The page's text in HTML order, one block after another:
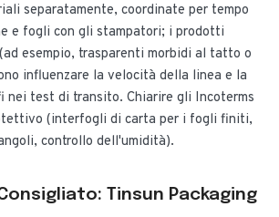
separatamente, coordinate per tempo
e fogli con gli stampatori; i prodotti
esempio, trasparenti morbidi al tatto o
influenzare la velocità della linea e la
nei test di transito. Chiarire gli Incoterms
(interfogli di carta per i fogli finiti,
controllo dell'umidità).
Tinsun Packaging